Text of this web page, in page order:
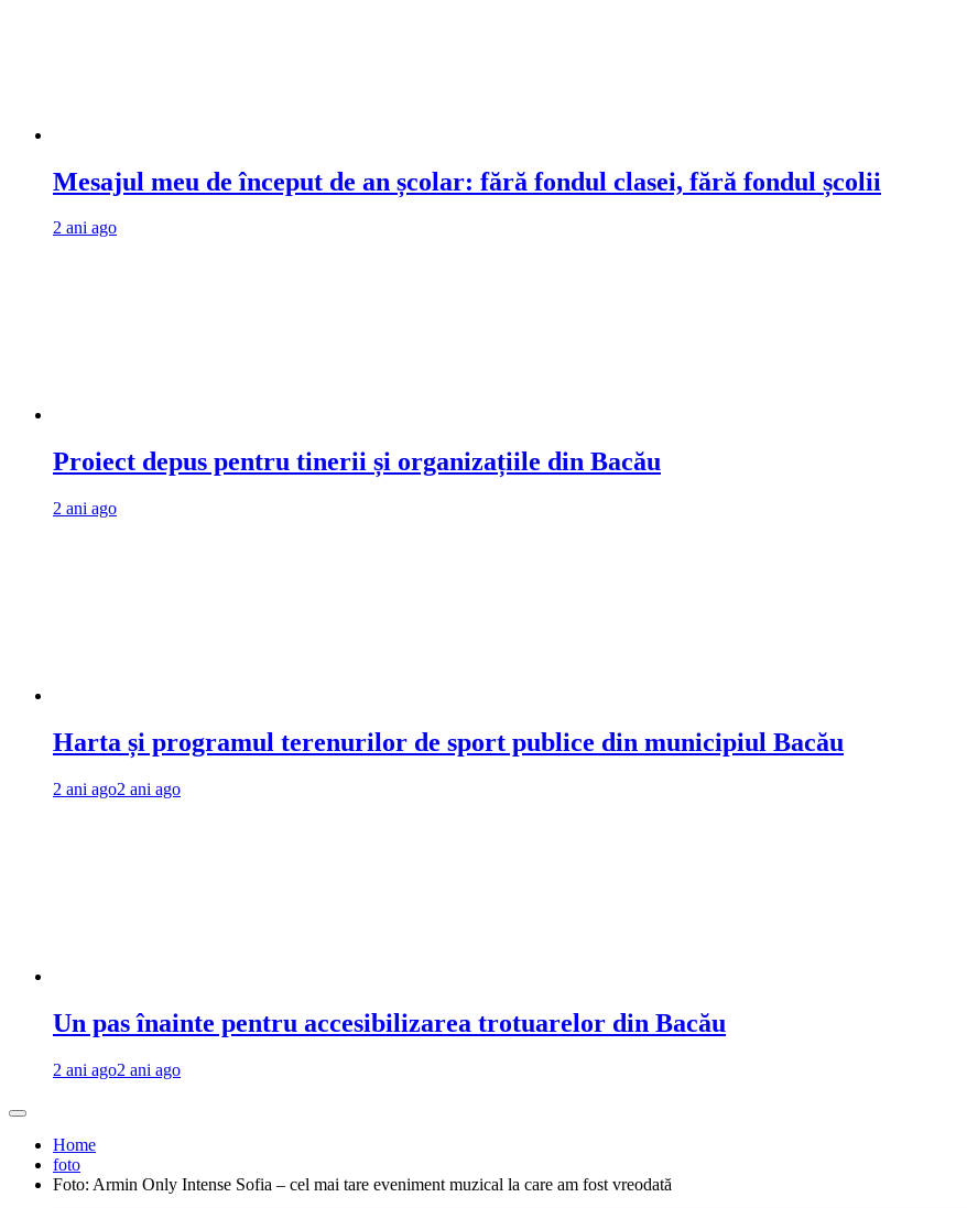
Mesajul meu de început de an școlar: fără fondul clasei, fără fondul școlii
2 ani ago
Proiect depus pentru tinerii și organizațiile din Bacău
2 ani ago
Harta și programul terenurilor de sport publice din municipiul Bacău
2 ani ago2 ani ago
Un pas înainte pentru accesibilizarea trotuarelor din Bacău
2 ani ago2 ani ago
Home
foto
Foto: Armin Only Intense Sofia – cel mai tare eveniment muzical la care am fost vreodată